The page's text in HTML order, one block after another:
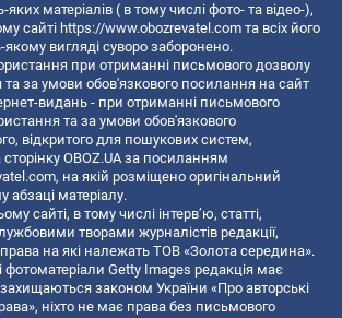
матеріалів ( в тому числі фото- та відео-),
сайті https://www.obozrevatel.com та всіх його
вигляді суворо заборонено.
при отриманні письмового дозволу
та за умови обов'язкового посилання на сайт
видань - при отриманні письмового
та за умови обов'язкового
відкритого для пошукових систем,
OBOZ.UA за посиланням
, на якій розміщено оригінальний
абзаці матеріалу.
сайті, в тому числі інтерв’ю, статті,
творами журналістів редакції,
на які належать ТОВ «Золота середина».
фотоматеріали Getty Images редакція має
законом України «Про авторські
ніхто не має права без письмового